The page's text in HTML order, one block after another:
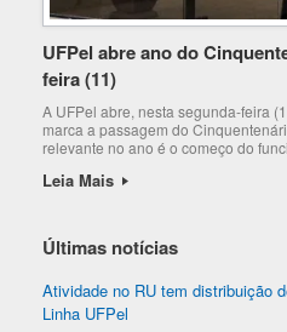
UFPel abre ano do
feira (11)
A UFPel abre, nesta segunda-feira
marca a passagem do
relevante no ano é o começo do
Leia Mais
Últimas notícias
Atividade no RU tem distribuição
Linha UFPel